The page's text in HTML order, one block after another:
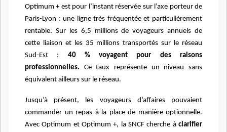
Optimum + est pour l’instant réservée sur l’axe porteur de
Paris-Lyon : une ligne très fréquentée et particulièrement
rentable. Sur les 6,5 millions de voyageurs annuels de
cette liaison et les 35 millions transportés sur le réseau
Sud-Est : 40 % voyagent pour des raisons
professionnelles. Ce taux représente un niveau sans
équivalent ailleurs sur le réseau.
Jusqu’à présent, les voyageurs d’affaires pouvaient
commander un repas à la place de manière optionnelle.
Avec Optimum et Optimum +, la SNCF cherche à clarifier